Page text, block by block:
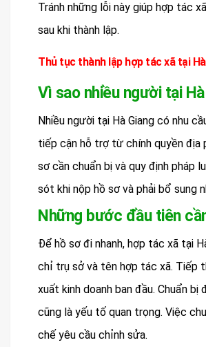
Tránh những lỗi này giúp hợp tác
sau khi thành lập.
Thủ tục thành lập hợp tác xã tại
Vì sao nhiều người tại
Nhiều người tại Hà Giang có nhu
tiếp cận hỗ trợ từ chính quyền địa
sơ cần chuẩn bị và quy định pháp
sót khi nộp hồ sơ và phải bổ sung
Những bước đầu tiên
Để hồ sơ đi nhanh, hợp tác xã tại
chỉ trụ sở và tên hợp tác xã. Tiếp
xuất kinh doanh ban đầu. Chuẩn
cũng là yếu tố quan trọng. Việc
chế yêu cầu chỉnh sửa.